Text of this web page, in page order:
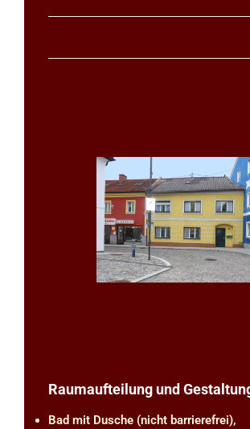
Raumaufteilung und
Bad mit Dusche (nicht barrierefrei),